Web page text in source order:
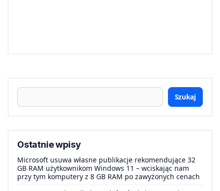
Szukaj
Ostatnie wpisy
Microsoft usuwa własne publikacje rekomendujące 32
GB RAM użytkownikom Windows 11 – wciskając nam
przy tym komputery z 8 GB RAM po zawyżonych cenach